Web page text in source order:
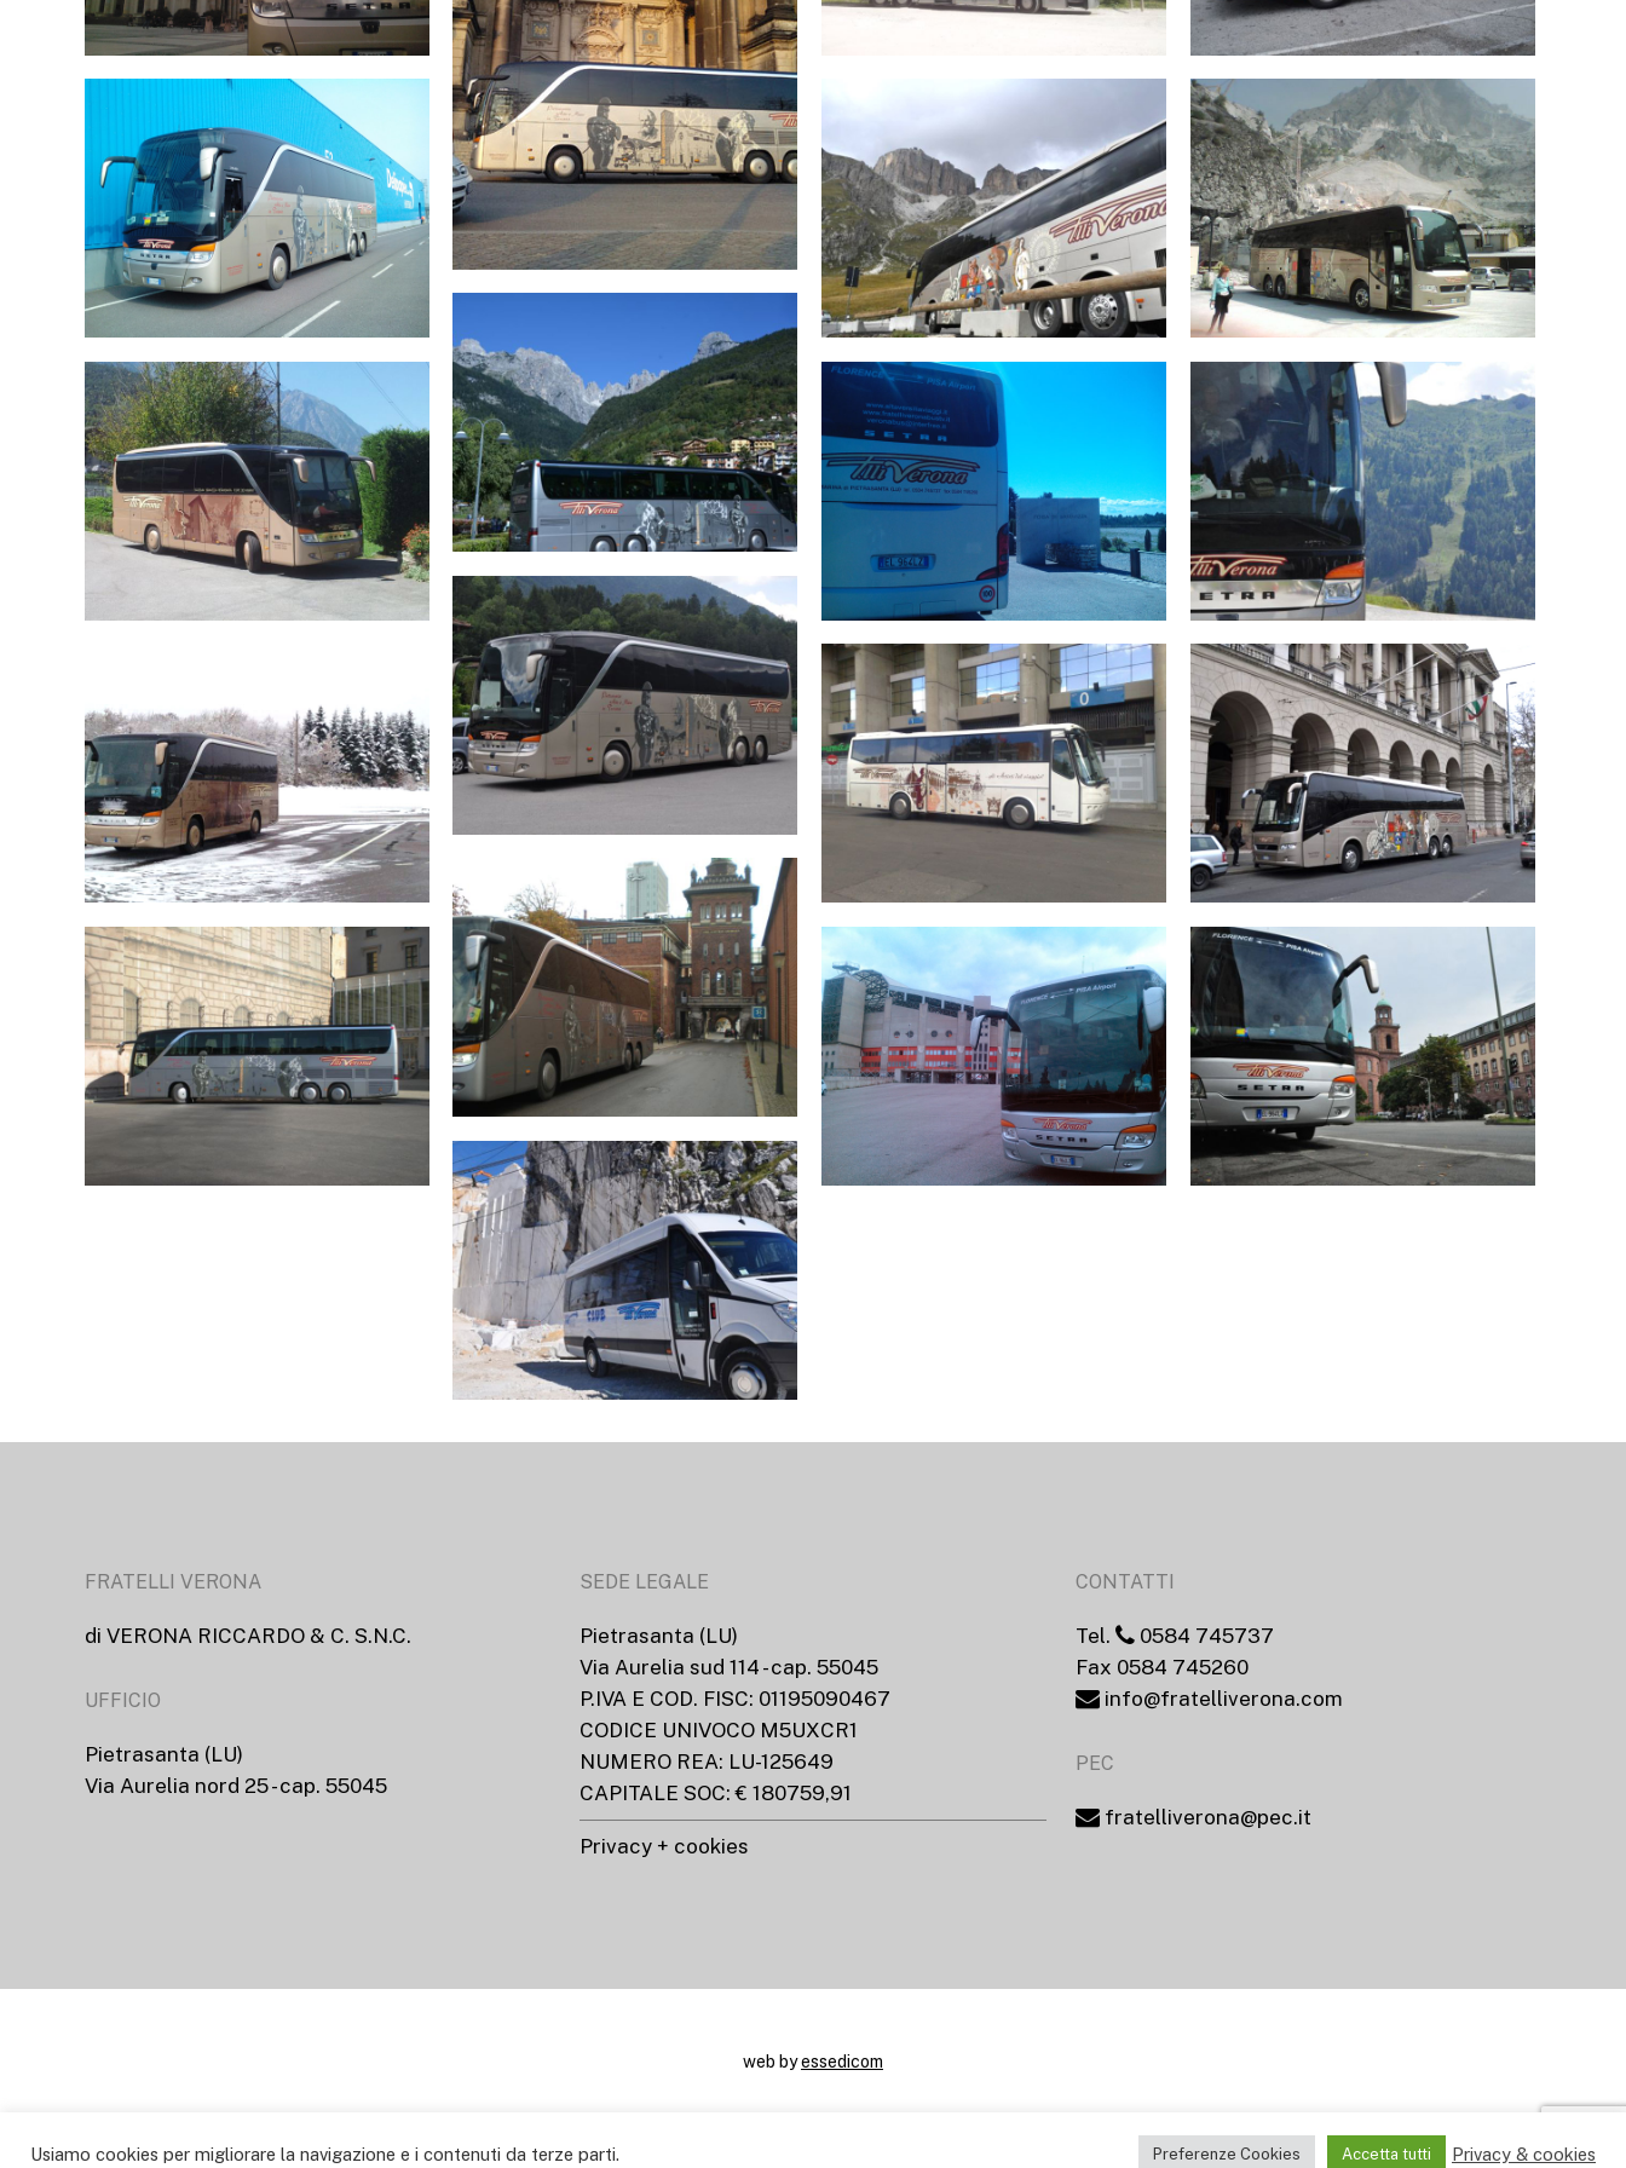
FRATELLI VERONA
di VERONA RICCARDO & C. S.N.C.
UFFICIO
Pietrasanta (LU)
Via Aurelia nord 25 - cap. 55045
SEDE LEGALE
Pietrasanta (LU)
Via Aurelia sud 114 - cap. 55045
P.IVA E COD. FISC: 01195090467
CODICE UNIVOCO M5UXCR1
NUMERO REA: LU-125649
CAPITALE SOC: € 180759,91
Privacy + cookies
CONTATTI
Tel.
0584 745737
Fax 0584 745260
info@fratelliverona.com
PEC
fratelliverona@pec.it
web byessedicom
Usiamo cookies per migliorare la navigazione e i contenuti da terze parti. Preferenze Cookies Accetta tutti Privacy & cookies